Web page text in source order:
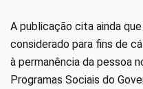
A publicação cita ainda
considerado para fins de
à permanência da pessoa
Programas Sociais do